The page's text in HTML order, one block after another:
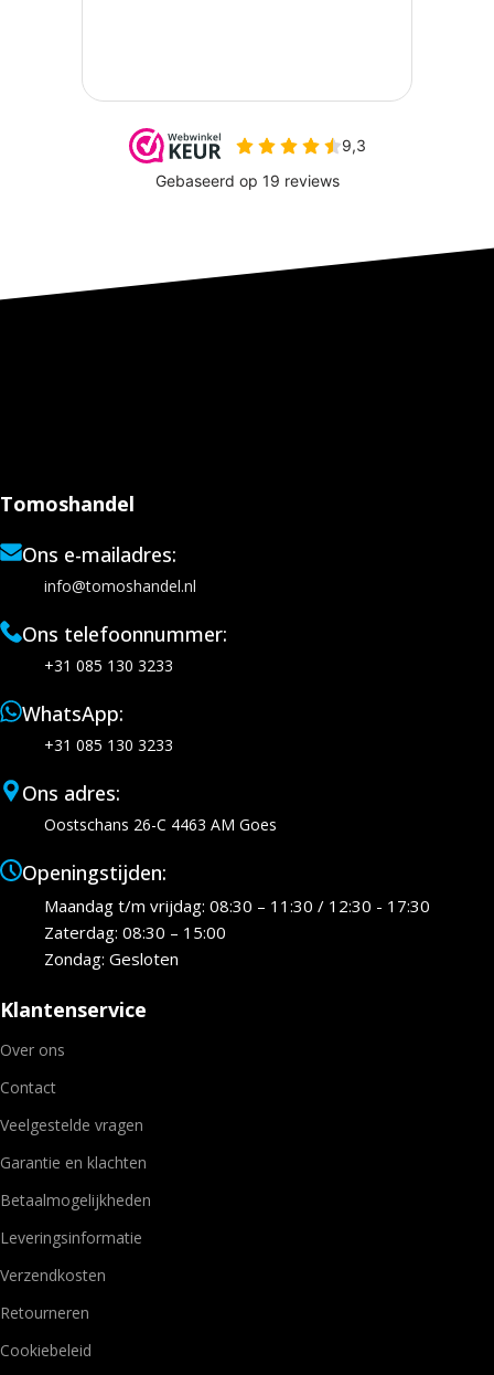
Tomoshandel
Ons e-mailadres:
info@tomoshandel.nl
Ons telefoonnummer:
+31 085 130 3233
WhatsApp:
+31 085 130 3233
Ons adres:
Oostschans 26-C 4463 AM Goes
Openingstijden:
Maandag t/m vrijdag: 08:30 – 11:30 / 12:30 - 17:30
Zaterdag: 08:30 – 15:00
Zondag: Gesloten
Klantenservice
Over ons
Contact
Veelgestelde vragen
Garantie en klachten
Betaalmogelijkheden
Leveringsinformatie
Verzendkosten
Retourneren
Cookiebeleid